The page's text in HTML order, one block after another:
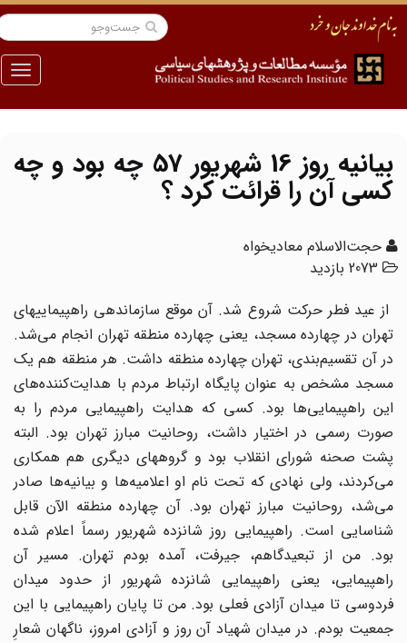
منو
بیانیه روز 16 شهریور 57 چه بود و چه
کسی آن را قرائت کرد ؟
حجت‌الاسلام معادیخواه
2073 بازدید
از عید فطر حرکت شروع شد. آن موقع سازماندهی راهپیماییهای
تهران در چهارده مسجد، یعنی چهارده منطقه تهران انجام می‌شد.
در آن تقسیم‌بندی، تهران چهارده منطقه داشت. هر منطقه هم یک
مسجد مشخص به عنوان پایگاه ارتباط مردم با هدایت‌کننده‌های
این راهپیمایی‌ها بود. کسی که هدایت راهپیمایی مردم را به
صورت رسمی در اختیار داشت، روحانیت مبارز تهران بود. البته
پشت صحنه شورای انقلاب بود و گروههای دیگری هم همکاری
می‌کردند، ولی نهادی که تحت نام او اعلامیه‌ها و بیانیه‌ها صادر
می‌شد، روحانیت مبارز تهران بود. آن چهارده منطقه الآن قابل
شناسایی است. راهپیمایی روز شانزده شهریور رسماً اعلام شده
بود. من از تبعیدگاهم، جیرفت، آمده بودم تهران. مسیر آن
راهپیمایی، یعنی راهپیمایی شانزده شهریور از حدود میدان
فردوسی تا میدان آزادی فعلی بود. من تا پایان راهپیمایی با این
جمعیت بودم. در میدان شهیاد آن روز و آزادی امروز، ناگهان شعارِ